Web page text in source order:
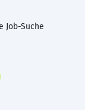
Job-Suche